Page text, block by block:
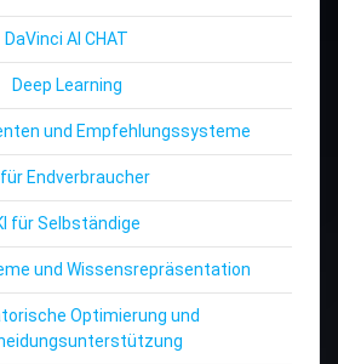
DaVinci AI CHAT
Deep Learning
und Empfehlungssysteme
für Endverbraucher
für Selbständige
und Wissensrepräsentation
Optimierung und